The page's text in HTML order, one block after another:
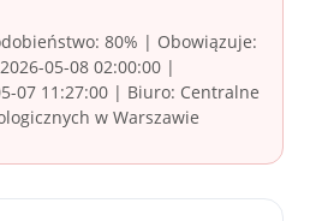
80% | Obowiązuje:
05-08 02:00:00 |
07 11:27:00 | Biuro: Centralne
w Warszawie